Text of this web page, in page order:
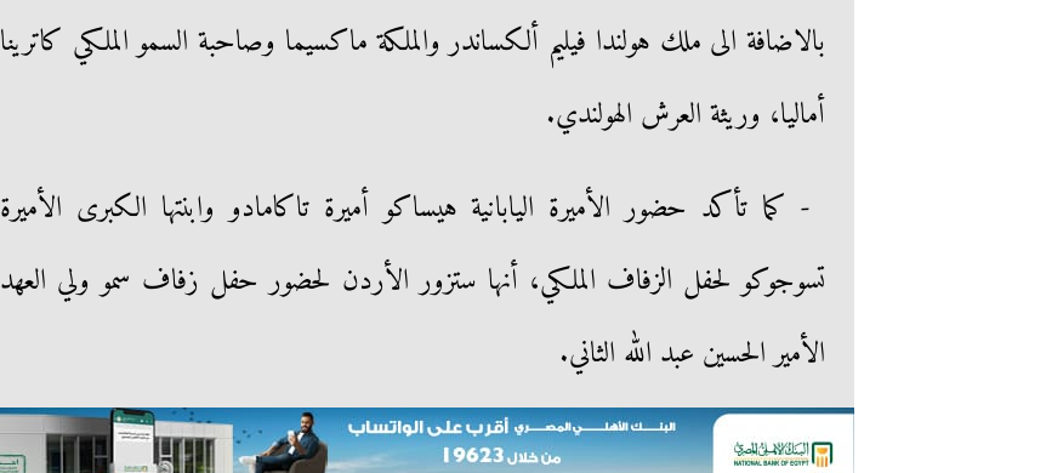
بالاضافة الى ملك هولندا فيليم ألكساندر والملكة ماكسيما وصاحبة السمو الملكي كاترينا
أماليا، وريثة العرش الهولندي.
- كما تأكد حضور الأميرة اليابانية هيساكو أميرة تاكامادو وابنتها الكبرى الأميرة
تسوجوكو لحفل الزفاف الملكي، أنها ستزور الأردن لحضور حفل زفاف سمو ولي العهد
الأمير الحسين عبد الله الثاني.